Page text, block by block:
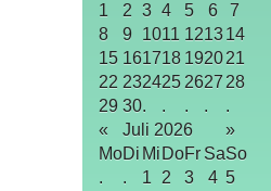
1
2 3 4 5 6
7
8
9 1011 1213 14
15 161718 1920 21
22 232425 2627 28
29 30. . . .
.
«
Juli 2026
»
MoDi Mi DoFr SaSo
.
. 1 2 3 4 5